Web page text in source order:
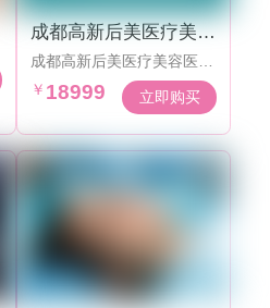
成都高新后美医疗美容
医院假体隆胸手术189
99起
成都高新后美医疗美容医院
假体隆胸手术18999起，效
果动感自然
￥ 18999 立即购买